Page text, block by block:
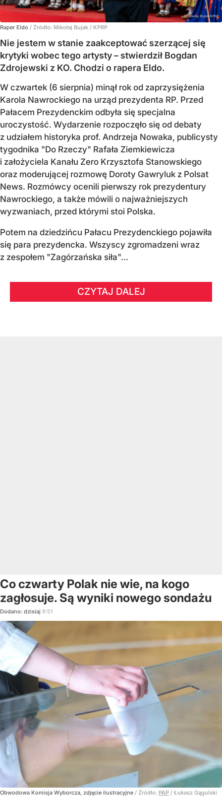
Raper Eldo / Źródło: Mikołaj Bujak / KPRP
Nie jestem w stanie zaakceptować szerzącej się
krytyki wobec tego artysty – stwierdził Bogdan
Zdrojewski z KO. Chodzi o rapera Eldo.
W czwartek (6 sierpnia) minął rok od zaprzysiężenia
Karola Nawrockiego na urząd prezydenta RP. Przed
Pałacem Prezydenckim odbyła się specjalna
uroczystość. Wydarzenie rozpoczęło się od debaty
z udziałem historyka prof. Andrzeja Nowaka, publicysty
tygodnika "Do Rzeczy" Rafała Ziemkiewicza
i założyciela Kanału Zero Krzysztofa Stanowskiego
oraz moderującej rozmowę Doroty Gawryluk z Polsat
News. Rozmówcy ocenili pierwszy rok prezydentury
Nawrockiego, a także mówili o najważniejszych
wyzwaniach, przed którymi stoi Polska.
Potem na dziedzińcu Pałacu Prezydenckiego pojawiła
się para prezydencka. Wszyscy zgromadzeni wraz
z zespołem "Zagórzańska siła"...
CZYTAJ DALEJ
Co czwarty Polak nie wie, na kogo
zagłosuje. Są wyniki nowego sondażu
Dodano: dzisiaj 9:51
Obwodowa Komisja Wyborcza, zdjęcie ilustracyjne / Źródło: PAP / Łukasz Gągulski